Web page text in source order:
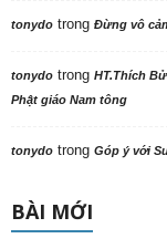
tonydo trong Đừng vô
tonydo trong HT.Thích
Phật giáo Nam tông
tonydo trong Góp ý với
BÀI MỚI